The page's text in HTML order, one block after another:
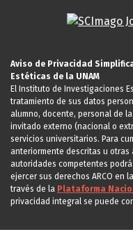
Aviso de Privacidad
Estéticas de la UNAM
El Instituto de Investigaciones
tratamiento de sus datos
alumno, docente, personal de
invitado externo (nacional o
servicios universitarios. Para
anteriormente descritas u
autoridades competentes
ejercer sus derechos ARCO en
través de la Plataforma
privacidad integral se puede